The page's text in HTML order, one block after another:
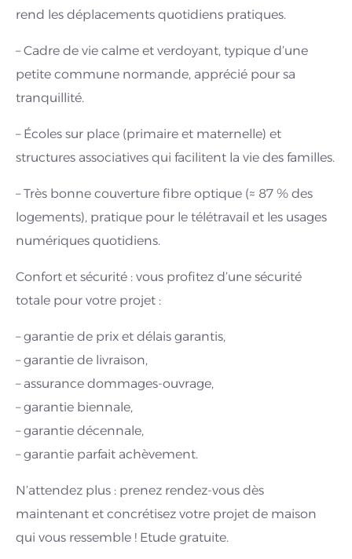
rend les déplacements quotidiens pratiques.
– Cadre de vie calme et verdoyant, typique d’une
petite commune normande, apprécié pour sa
tranquillité.
– Écoles sur place (primaire et maternelle) et
structures associatives qui facilitent la vie des familles.
– Très bonne couverture fibre optique (≈ 87 % des
logements), pratique pour le télétravail et les usages
numériques quotidiens.
Confort et sécurité : vous profitez d’une sécurité
totale pour votre projet :
– garantie de prix et délais garantis,
– garantie de livraison,
– assurance dommages-ouvrage,
– garantie biennale,
– garantie décennale,
– garantie parfait achèvement.
N’attendez plus : prenez rendez-vous dès
maintenant et concrétisez votre projet de maison
qui vous ressemble ! Etude gratuite.